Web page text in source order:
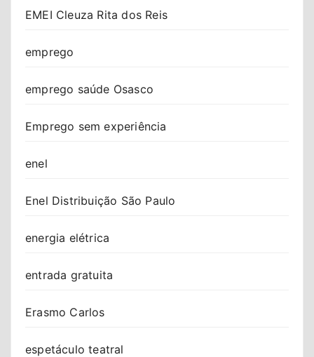
EMEI Cleuza Rita dos Reis
emprego
emprego saúde Osasco
Emprego sem experiência
enel
Enel Distribuição São Paulo
energia elétrica
entrada gratuita
Erasmo Carlos
espetáculo teatral